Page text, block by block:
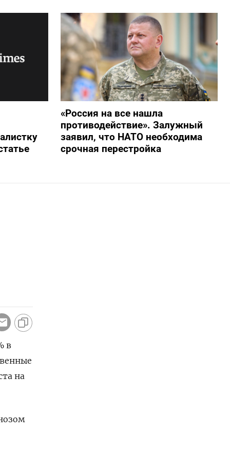
«Россия на все нашла
противодействие». Залужный
заявил, что НАТО необходима
срочная перестройка
в
на